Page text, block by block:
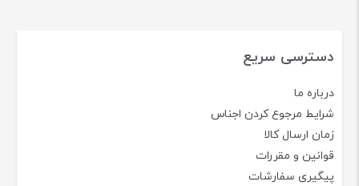
دسترسی سریع
درباره ما
شرایط مرجوع کردن اجناس
زمان ارسال کالا
قوانین و مقررات
پیگیری سفارشات